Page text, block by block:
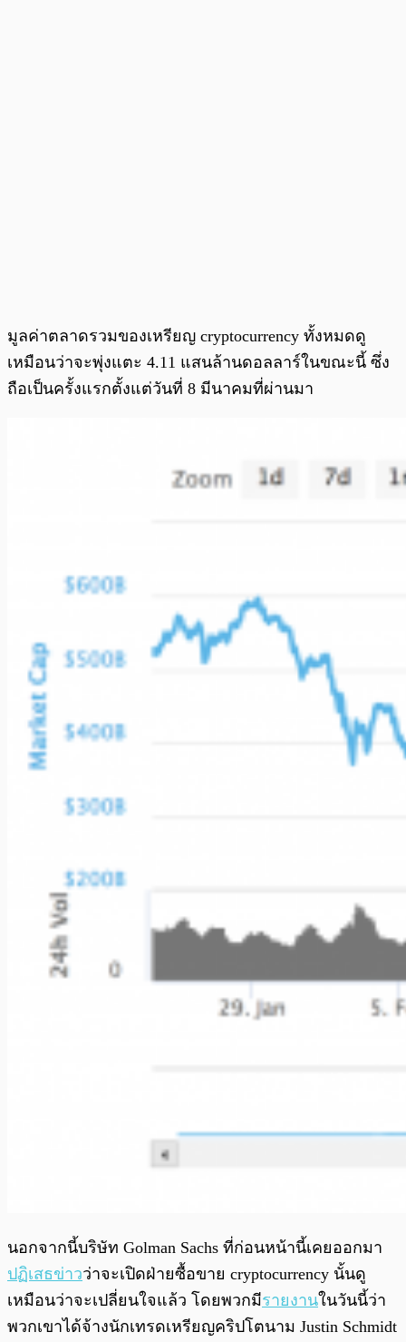
มูลค่าตลาดรวมของเหรียญ cryptocurrency ทั้งหมดดู
เหมือนว่าจะพุ่งแตะ 4.11 แสนล้านดอลลาร์ในขณะนี้ ซึ่ง
ถือเป็นครั้งแรกตั้งแต่วันที่ 8 มีนาคมที่ผ่านมา
นอกจากนี้บริษัท Golman Sachs ที่ก่อนหน้านี้เคยออกมา
ปฏิเสธข่าวว่าจะเปิดฝ่ายซื้อขาย cryptocurrency นั้นดู
เหมือนว่าจะเปลี่ยนใจแล้ว โดยพวกมีรายงานในวันนี้ว่า
พวกเขาได้จ้างนักเทรดเหรียญคริปโตนาม Justin Schmidt